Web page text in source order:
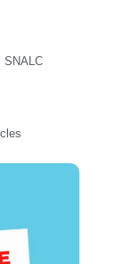
SNALC